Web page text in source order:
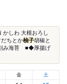
かしわ 大根おろし
ちとか柚子胡椒と
刻み海苔 ■◆厚揚げ
金 土